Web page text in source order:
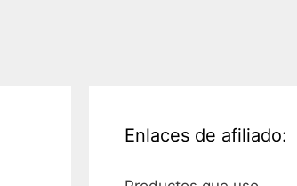
Enlaces de afiliado: